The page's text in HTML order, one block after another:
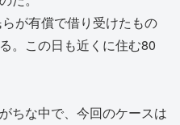
が有償で借り受けたもの
。この日も近くに住む80
ちな中で、今回のケースは